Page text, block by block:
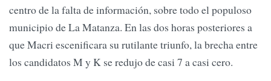
centro de la falta de información, sobre todo el populoso
municipio de La Matanza. En las dos horas posteriores a
que Macri escenificara su rutilante triunfo, la brecha entre
los candidatos M y K se redujo de casi 7 a casi cero.